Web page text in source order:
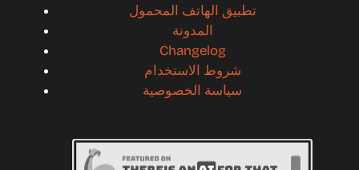
تطبيق الهاتف المحمول
المدونة
Changelog
شروط الاستخدام
سياسة الخصوصية